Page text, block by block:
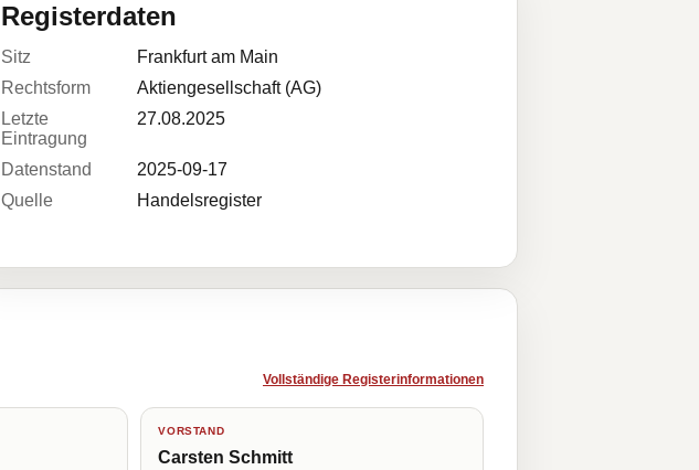
Registerdaten
Sitz
Frankfurt am Main
Rechtsform
Aktiengesellschaft (AG)
Letzte
Eintragung
27.08.2025
Datenstand
2025-09-17
Quelle
Handelsregister
Vollständige Registerinformationen
VORSTAND
Carsten Schmitt